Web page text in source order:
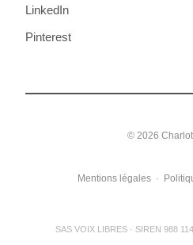
LinkedIn
Pinterest
© 2026
Mentions légales·
SAS VOIX LIBRES · SIREN 988